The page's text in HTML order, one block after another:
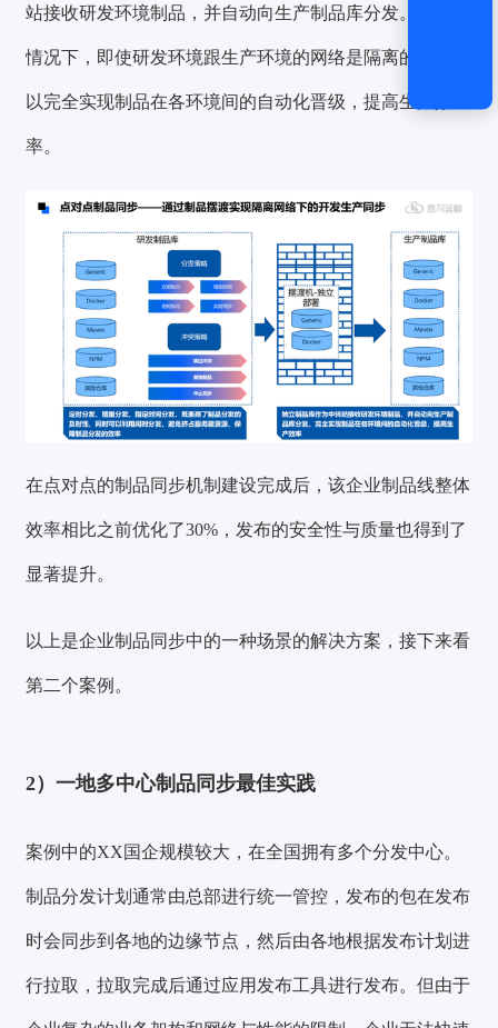
站接收研发环境制品，并自动向生产制品库分发。在这种
情况下，即使研发环境跟生产环境的网络是隔离的，也可
以完全实现制品在各环境间的自动化晋级，提高生产效
率。
在点对点的制品同步机制建设完成后，该企业制品线整体
效率相比之前优化了30% ，发布的安全性与质量也得到了
显著提升。
以上是企业制品同步中的一种场景的解决方案，接下来看
第二个案例。
2）一地多中心制品同步最佳实践
案例中的XX国企规模较大，在全国拥有多个分发中心。
制品分发计划通常由总部进行统一管控，发布的包在发布
时会同步到各地的边缘节点，然后由各地根据发布计划进
行拉取，拉取完成后通过应用发布工具进行发布。但由于